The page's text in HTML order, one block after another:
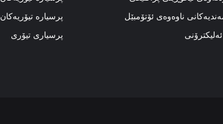
ناوەوەی ئۆتۆمبێل پرسیارە تیۆریەکان ٣
پرسیاری تیۆری